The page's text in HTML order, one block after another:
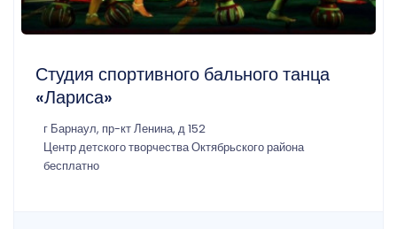
Студия спортивного бального танца
«Лариса»
г Барнаул, пр-кт Ленина, д 152
Центр детского творчества Октябрьского района
бесплатно